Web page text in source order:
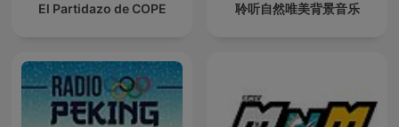
El Partidazo de COPE 聆听自然唯美背景音乐